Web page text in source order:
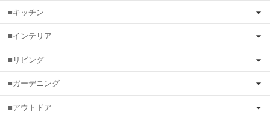
■キッチン
■インテリア
■リビング
■ガーデニング
■アウトドア